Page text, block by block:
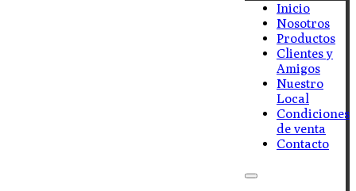
Inicio
Nosotros
Productos
Clientes y
Amigos
Nuestro
Local
Condiciones
de venta
Contacto